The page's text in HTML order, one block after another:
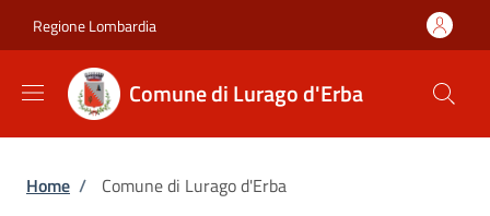
Regione Lombardia
Comune di Lurago d'Erba
Briciole di pane
Home / Comune di Lurago d'Erba